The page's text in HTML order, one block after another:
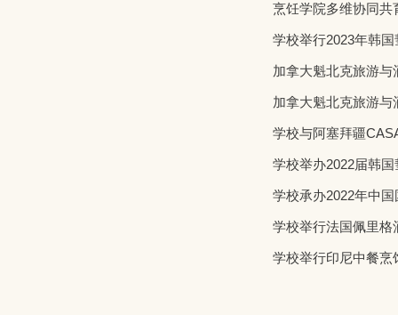
烹饪学院多维协同共
学校举行2023年韩
加拿大魁北克旅游
加拿大魁北克旅游与
学校与阿塞拜疆
学校举办2022届韩
学校承办2022年中
学校举行法国佩里格
学校举行印尼中餐烹